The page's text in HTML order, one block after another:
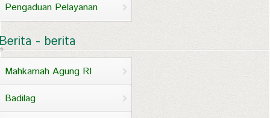
Pengaduan Pelayanan
- berita
Mahkamah Agung RI
Badilag